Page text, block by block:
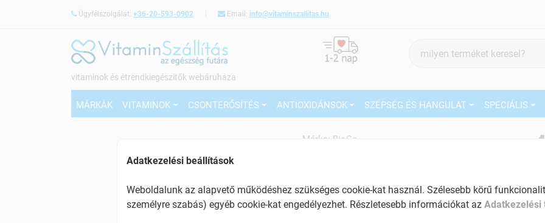
Ügyfélszolgálat: +36-20-593-0902 Email: info@vitaminszallitas.hu
vitaminok és étrendkiegészítők webáruháza
keresés
MÁRKÁK VITAMINOK CSONTERŐSÍTÉS ANTIOXIDÁNSOK SZÉPSÉG ÉS HANGULAT SPECIÁLIS
Márka: BioCo
A pihentető alvásért
Tartalom: 60 db
Adatkezelési beállítások
Weboldalunk az alapvető működéshez szükséges cookie-kat használ. Szélesebb körű
személyre szabás) egyéb cookie-kat engedélyezhet. Részletesebb információkat az Adatkezelési